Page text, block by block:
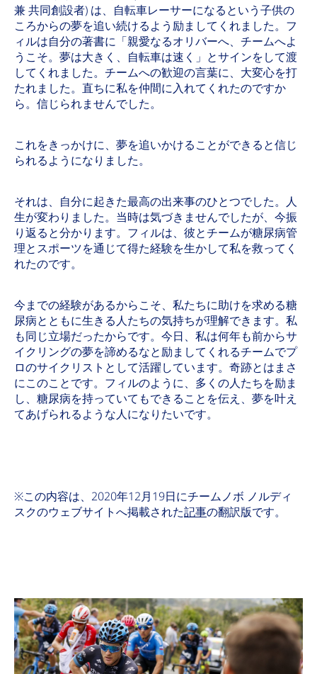
兼 共同創設者) は、自転車レーサーになるという子供の
ころからの夢を追い続けるよう励ましてくれました。フ
ィルは自分の著書に「親愛なるオリバーへ、チームへよ
うこそ。夢は大きく、自転車は速く」とサインをして渡
してくれました。チームへの歓迎の言葉に、大変心を打
たれました。直ちに私を仲間に入れてくれたのですか
ら。信じられませんでした。
これをきっかけに、夢を追いかけることができると信じ
られるようになりました。
それは、自分に起きた最高の出来事のひとつでした。人
生が変わりました。当時は気づきませんでしたが、今振
り返ると分かります。フィルは、彼とチームが糖尿病管
理とスポーツを通じて得た経験を生かして私を救ってく
れたのです。
今までの経験があるからこそ、私たちに助けを求める糖
尿病とともに生きる人たちの気持ちが理解できます。私
も同じ立場だったからです。今日、私は何年も前からサ
イクリングの夢を諦めるなと励ましてくれるチームでプ
ロのサイクリストとして活躍しています。奇跡とはまさ
にこのことです。フィルのように、多くの人たちを励ま
し、糖尿病を持っていてもできることを伝え、夢を叶え
てあげられるような人になりたいです。
※この内容は、2020年12月19日にチームノボ ノルディ
スクのウェブサイトへ掲載された記事の翻訳版です。